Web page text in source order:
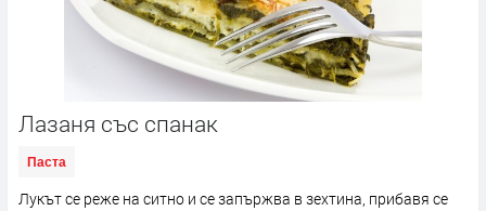
Лазаня със спанак
Паста
Лукът се реже на ситно и се запържва в зехтина, прибавя се